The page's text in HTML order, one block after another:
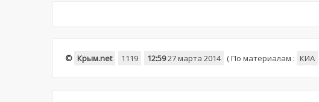
© Крым.net 1119 12:5927 марта 2014 (По материалам : КИА